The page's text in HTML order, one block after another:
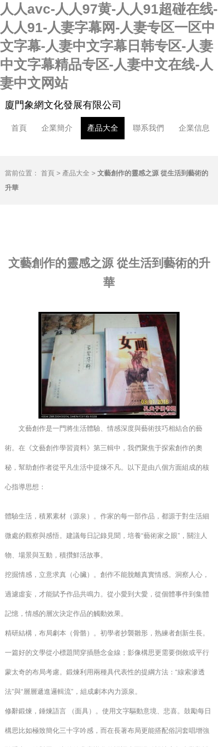
人人avc-人人97黄-人人91超碰在线-
人人91-人妻字幕网-人妻专区一区中
文字幕-人妻中文字幕日韩专区-人妻
中文字幕精品专区-人妻中文在线-人
妻中文网站
廈門象網文化發展有限公司
首頁 企業簡介 產品大全 聯系我們 企業信息
當前位置： 首頁 > 產品大全 > 文藝創作的靈感之源 從生活到藝術的
升華
文藝創作的靈感之源 從生活到藝術的升
華
文藝創作是一門將生活體驗、情感深度與藝術技巧相結合的藝
術。在《文藝創作學習資料》第三輯中，我們聚焦于探索創作的奧
秘，幫助創作者從平凡生活中提煉不凡。以下是由八個方面組成的核
心指導思想：
體驗生活，積累素材（源泉）。作家的每一部作品，都源于對生活細
微處的觀察與感悟。建議每日記錄見聞，培養“藝術家之眼”，關注人
物、場景與互動，積攢鮮活故事。
挖掘情感，立意求真（心臟）。創作不能脫離真實情感。洞察人心，
過濾虛妄，才能賦予作品共鳴力。從小愛到大愛，從個體事件到集體
記憶，情感的層次決定作品的觸動效果。
精研結構，布局劇本（骨骼）。初學者抄襲雛形，熟練者創新生長。
一篇好的文學從小標題間穿插懸念金線；影像構思更需要倒敘或平行
蒙太奇的布局考慮。鍛煉利用兩種具代表性的提綱方法：“線索滲透
法”與“層層遞進邏輯流”，組成劇本內力源泉。
修辭鍛煉，錘煉語言 （面具）。使用文字驅動意境、悲喜。鼓勵每日
構思比如極致簡化三十字吟感，而在長著布局更能搭配俗詞套唱增強